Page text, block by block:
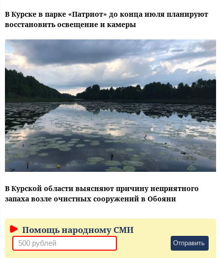
В Курске в парке «Патриот» до конца июля планируют
восстановить освещение и камеры
В Курской области выясняют причину неприятного
запаха возле очистных сооружений в Обояни
Помощь народному СМИ
Отправить